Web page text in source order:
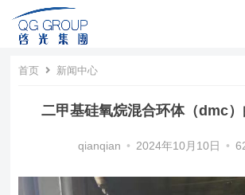
首页 新闻中心
二甲基硅氧烷混合环体（dmc
qianqian • 2024年10月10日 •